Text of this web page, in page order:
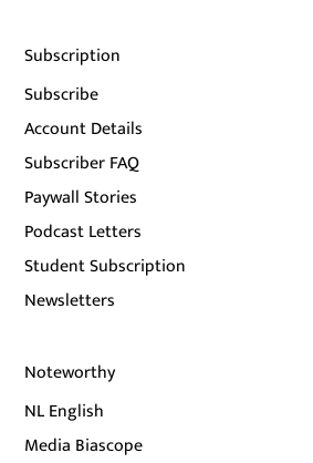
Subscription
Subscribe
Account Details
Subscriber FAQ
Paywall Stories
Podcast Letters
Student Subscription
Newsletters
Noteworthy
NL English
Media Biascope